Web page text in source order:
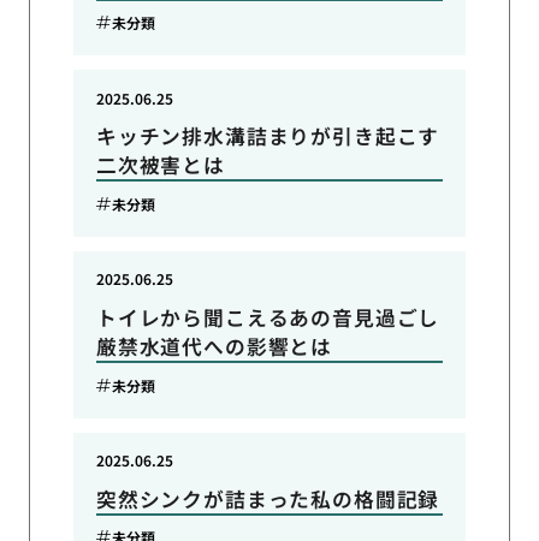
未分類
キッチン排水溝詰まりが引き起こす
二次被害とは
2025.06.25
未分類
トイレから聞こえるあの音見過ごし
厳禁水道代への影響とは
2025.06.25
未分類
突然シンクが詰まった私の格闘記録
2025.06.25